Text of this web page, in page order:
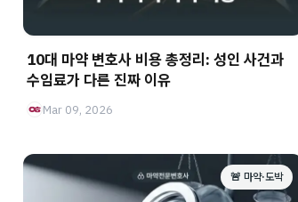
10대 마약 변호사 비용 총정리: 성인 사건과
수임료가 다른 진짜 이유
Mar 09, 2026
🚨 마약·도박